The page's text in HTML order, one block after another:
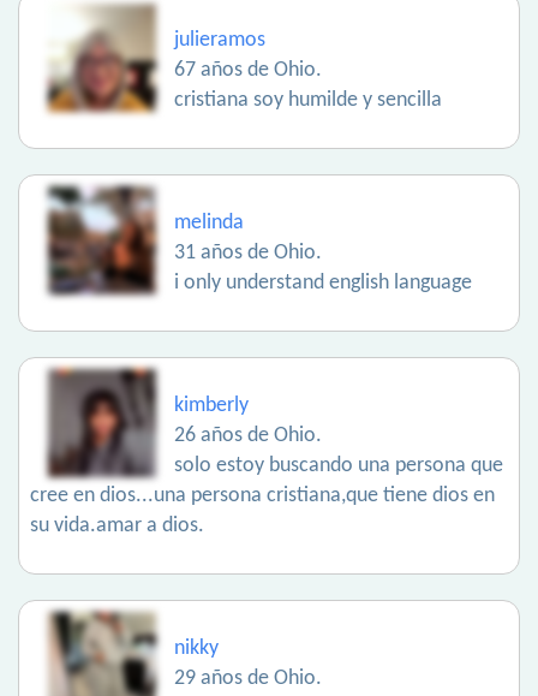
julieramos
67 años de Ohio.
cristiana soy humilde y sencilla
melinda
31 años de Ohio.
i only understand english language
kimberly
26 años de Ohio.
solo estoy buscando una persona que
cree en dios...una persona cristiana,que tiene dios en
su vida.amar a dios.
nikky
29 años de Ohio.